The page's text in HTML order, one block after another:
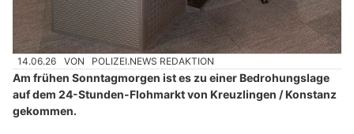
14.06.26 VON POLIZEI.NEWS REDAKTION
Am frühen Sonntagmorgen ist es zu einer Bedrohungslage
auf dem 24-Stunden-Flohmarkt von Kreuzlingen / Konstanz
gekommen.